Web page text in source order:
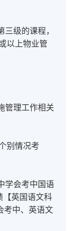
级的课程，
以上物业管
管理工作相关
别情况考
学会考中国语
【英国语文科
考中、英语文